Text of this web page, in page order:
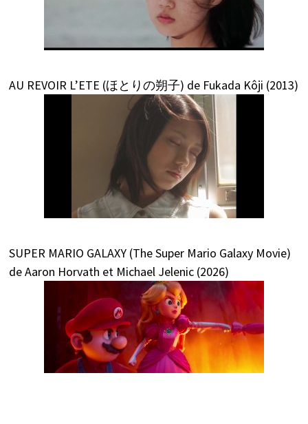
AU REVOIR L’ETE (ほとりの朔子) de Fukada Kôji (2013)
SUPER MARIO GALAXY (The Super Mario Galaxy Movie)
de Aaron Horvath et Michael Jelenic (2026)